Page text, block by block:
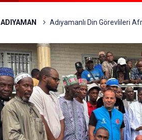
ADIYAMAN Adıyamanlı Din Görevlileri